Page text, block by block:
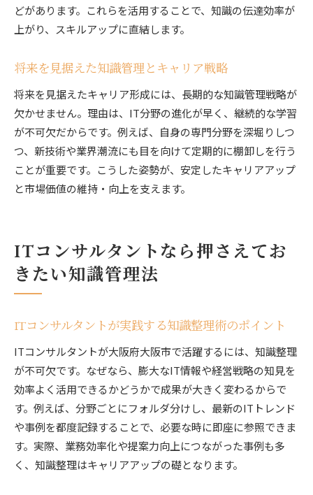
どがあります。これらを活用することで、知識の伝達効率が
上がり、スキルアップに直結します。
将来を見据えた知識管理とキャリア戦略
将来を見据えたキャリア形成には、長期的な知識管理戦略が
欠かせません。理由は、IT分野の進化が早く、継続的な学習
が不可欠だからです。例えば、自身の専門分野を深堀りしつ
つ、新技術や業界潮流にも目を向けて定期的に棚卸しを行う
ことが重要です。こうした姿勢が、安定したキャリアアップ
と市場価値の維持・向上を支えます。
ITコンサルタントなら押さえてお
きたい知識管理法
ITコンサルタントが実践する知識整理術のポイント
ITコンサルタントが大阪府大阪市で活躍するには、知識整理
が不可欠です。なぜなら、膨大なIT情報や経営戦略の知見を
効率よく活用できるかどうかで成果が大きく変わるからで
す。例えば、分野ごとにフォルダ分けし、最新のITトレンド
や事例を都度記録することで、必要な時に即座に参照できま
す。実際、業務効率化や提案力向上につながった事例も多
く、知識整理はキャリアアップの礎となります。